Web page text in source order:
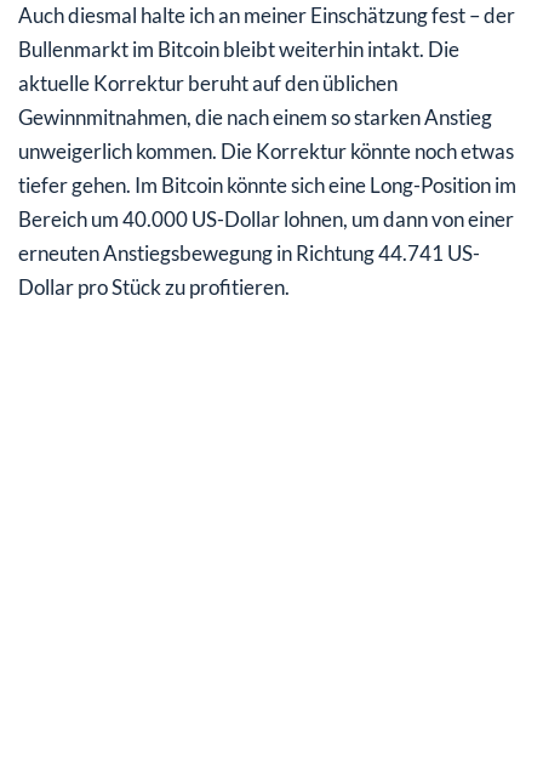
Auch diesmal halte ich an meiner Einschätzung fest – der
Bullenmarkt im Bitcoin bleibt weiterhin intakt. Die
aktuelle Korrektur beruht auf den üblichen
Gewinnmitnahmen, die nach einem so starken Anstieg
unweigerlich kommen. Die Korrektur könnte noch etwas
tiefer gehen. Im Bitcoin könnte sich eine Long-Position im
Bereich um 40.000 US-Dollar lohnen, um dann von einer
erneuten Anstiegsbewegung in Richtung 44.741 US-
Dollar pro Stück zu profitieren.